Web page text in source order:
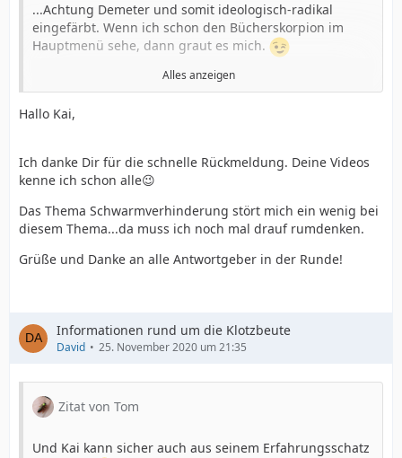
...Achtung Demeter und somit ideologisch-radikal
eingefärbt. Wenn ich schon den Bücherskorpion im
Hauptmenü sehe, dann graut es mich.
Hallo allerseits.
braucht neben einiges an Imkererfahrung vor allem
auch ein tiefes Verständnis der Biologie der Honigbiene
und der Physiologie des Biens insgesamt.
Wichtig sind vor allem die Klärung folgender Aspekte:
Varroabehandlung, Futterkontrolle und Fütterung,
Schwarmwache (denn eine Verhinderung ist nicht
Abschwefelns.
Vielleicht helfen folgende Links weiter:
Klotzbeuten-Blog
Alles anzeigen
Hallo Kai,
Ich danke Dir für die schnelle Rückmeldung. Deine Videos
kenne ich schon alle😉
Das Thema Schwarmverhinderung stört mich ein wenig bei
diesem Thema...da muss ich noch mal drauf rumdenken.
Grüße und Danke an alle Antwortgeber in der Runde!
Informationen rund um die Klotzbeute
David 25. November 2020 um 21:35
Zitat von Tom
Und Kai kann sicher auch aus seinem Erfahrungsschatz